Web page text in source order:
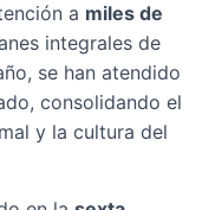
a miles de
integrales de
se han atendido
consolidando el
y la cultura del